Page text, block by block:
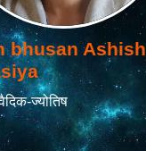
bhusan Ashish
ज्योतिष